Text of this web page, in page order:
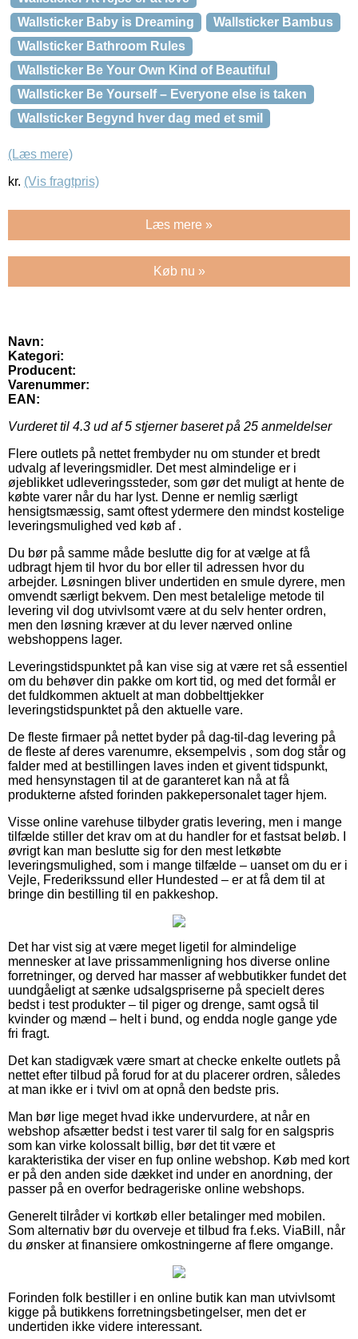
Wallsticker Baby is Dreaming
Wallsticker Bambus
Wallsticker Bathroom Rules
Wallsticker Be Your Own Kind of Beautiful
Wallsticker Be Yourself – Everyone else is taken
Wallsticker Begynd hver dag med et smil
(Læs mere)
kr. (Vis fragtpris)
Læs mere »
Køb nu »
Navn:
Kategori:
Producent:
Varenummer:
EAN:
Vurderet til 4.3 ud af 5 stjerner baseret på 25 anmeldelser
Flere outlets på nettet frembyder nu om stunder et bredt
udvalg af leveringsmidler. Det mest almindelige er i
øjeblikket udleveringssteder, som gør det muligt at hente de
købte varer når du har lyst. Denne er nemlig særligt
hensigtsmæssig, samt oftest ydermere den mindst kostelige
leveringsmulighed ved køb af .
Du bør på samme måde beslutte dig for at vælge at få
udbragt hjem til hvor du bor eller til adressen hvor du
arbejder. Løsningen bliver undertiden en smule dyrere, men
omvendt særligt bekvem. Den mest betalelige metode til
levering vil dog utvivlsomt være at du selv henter ordren,
men den løsning kræver at du lever nærved online
webshoppens lager.
Leveringstidspunktet på kan vise sig at være ret så essentiel
om du behøver din pakke om kort tid, og med det formål er
det fuldkommen aktuelt at man dobbelttjekker
leveringstidspunktet på den aktuelle vare.
De fleste firmaer på nettet byder på dag-til-dag levering på
de fleste af deres varenumre, eksempelvis , som dog står og
falder med at bestillingen laves inden et givent tidspunkt,
med hensynstagen til at de garanteret kan nå at få
produkterne afsted forinden pakkepersonalet tager hjem.
Visse online varehuse tilbyder gratis levering, men i mange
tilfælde stiller det krav om at du handler for et fastsat beløb. I
øvrigt kan man beslutte sig for den mest letkøbte
leveringsmulighed, som i mange tilfælde – uanset om du er i
Vejle, Frederikssund eller Hundested – er at få dem til at
bringe din bestilling til en pakkeshop.
Det har vist sig at være meget ligetil for almindelige
mennesker at lave prissammenligning hos diverse online
forretninger, og derved har masser af webbutikker fundet det
uundgåeligt at sænke udsalgspriserne på specielt deres
bedst i test produkter – til piger og drenge, samt også til
kvinder og mænd – helt i bund, og endda nogle gange yde
fri fragt.
Det kan stadigvæk være smart at checke enkelte outlets på
nettet efter tilbud på forud for at du placerer ordren, således
at man ikke er i tvivl om at opnå den bedste pris.
Man bør lige meget hvad ikke undervurdere, at når en
webshop afsætter bedst i test varer til salg for en salgspris
som kan virke kolossalt billig, bør det tit være et
karakteristika der viser en fup online webshop. Køb med kort
er på den anden side dækket ind under en anordning, der
passer på en overfor bedrageriske online webshops.
Generelt tilråder vi kortkøb eller betalinger med mobilen.
Som alternativ bør du overveje et tilbud fra f.eks. ViaBill, når
du ønsker at finansiere omkostningerne af flere omgange.
Forinden folk bestiller i en online butik kan man utvivlsomt
kigge på butikkens forretningsbetingelser, men det er
undertiden ikke videre interessant.